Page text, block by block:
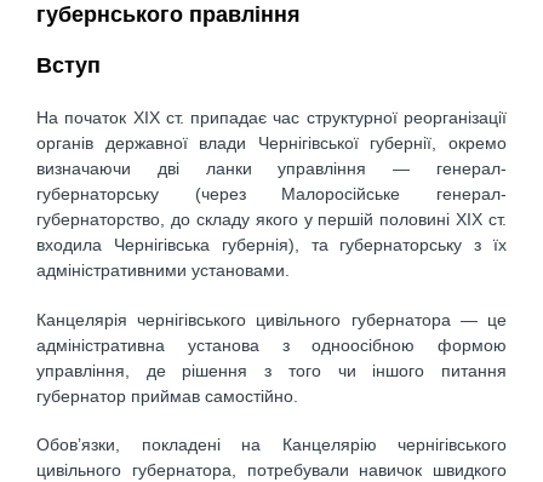
губернського правління
Вступ
На початок ХІХ ст. припадає час структурної реорганізації
органів державної влади Чернігівської губернії, окремо
визначаючи дві ланки управління — генерал-
губернаторську (через Малоросійське генерал-
губернаторство, до складу якого у першій половині ХІХ ст.
входила Чернігівська губернія), та губернаторську з їх
адміністративними установами.
Канцелярія чернігівського цивільного губернатора — це
адміністративна установа з одноосібною формою
управління, де рішення з того чи іншого питання
губернатор приймав самостійно.
Обов’язки, покладені на Канцелярію чернігівського
цивільного губернатора, потребували навичок швидкого